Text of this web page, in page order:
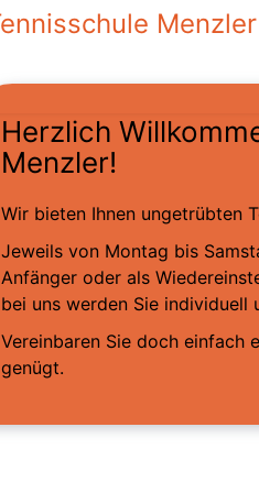
Herzlich
Menzler!
Wir bieten Ihnen ungetrübten
Jeweils von Montag bis
Anfänger oder als
bei uns werden Sie
Vereinbaren Sie doch einfach
genügt.